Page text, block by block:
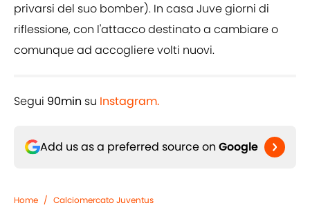
privarsi del suo bomber). In casa Juve giorni di
riflessione, con l'attacco destinato a cambiare o
comunque ad accogliere volti nuovi.
Segui 90min su Instagram.
Add us as a preferred source on Google
Home / Calciomercato Juventus